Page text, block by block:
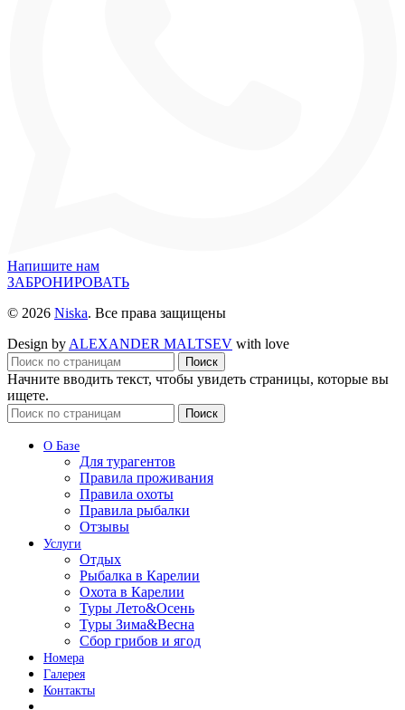
Напишите нам
ЗАБРОНИРОВАТЬ
© 2026 Niska. Все права защищены
Design byALEXANDER MALTSEV with love
Поиск
Начните вводить текст, чтобы увидеть страницы, которые вы
ищете.
Поиск
О Базе
Для турагентов
Правила проживания
Правила охоты
Правила рыбалки
Отзывы
Услуги
Отдых
Рыбалка в Карелии
Охота в Карелии
Туры Лето&Осень
Туры Зима&Весна
Сбор грибов и ягод
Номера
Галерея
Контакты